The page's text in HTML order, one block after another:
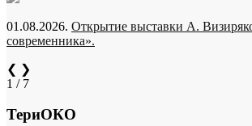
01.08.2026. Открытие выставки А.
современника».
❮ ❯
1 / 7
ТериОКО